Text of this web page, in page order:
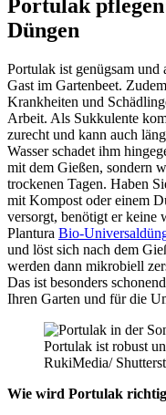
Portulak
Düngen
Portulak ist genügsam und
Gast im Gartenbeet.
Krankheiten und
Arbeit. Als Sukkulente
zurecht und kann auch
Wasser schadet ihm
mit dem Gießen, sondern
trockenen Tagen. Haben
mit Kompost oder einem
versorgt, benötigt er keine
Plantura Bio-
und löst sich nach dem
werden dann mikrobiell
Das ist besonders
Ihren Garten und für die
Portulak ist robust
RukiMedia/
Wie wird Portulak richtig